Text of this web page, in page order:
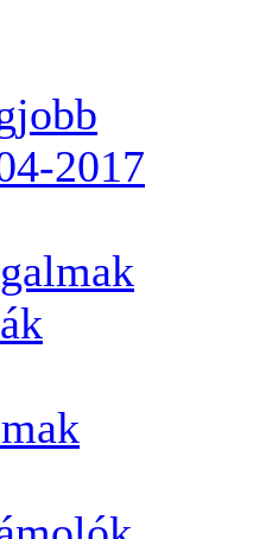
2017